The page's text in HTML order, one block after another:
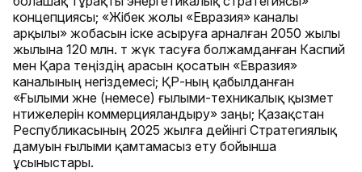
концепциясы; «Жібек жолы «Евразия» каналы
арқылы» жобасын іске асыруға арналған 2050 жылы
жылына 120 млн. т жүк тасуға болжамданған Каспий
мен Қара теңіздің арасын қосатын «Евразия»
каналының негіздемесі; ҚР-ның қабылданған
«Ғылыми және (немесе) ғылыми-техникалық қызмет
нәтижелерін коммерцияландыру» заңы; Қазақстан
Республикасының 2025 жылға дейінгі Стратегиялық
дамуын ғылыми қамтамасыз ету бойынша
ұсыныстары.